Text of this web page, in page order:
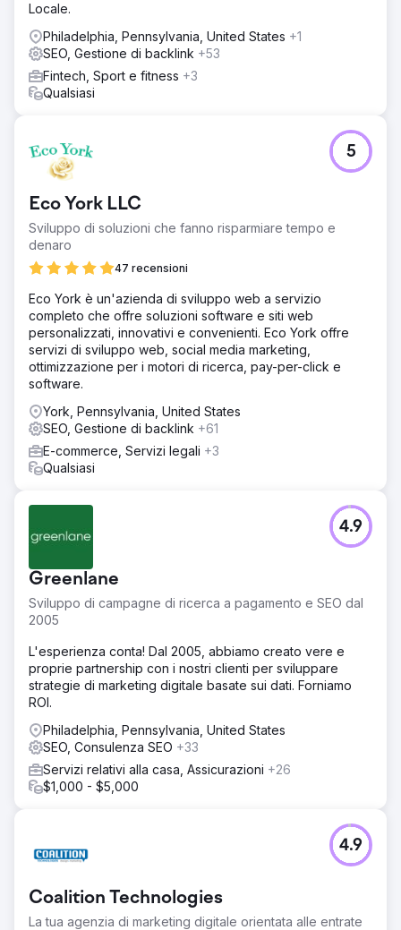
Locale.
Philadelphia, Pennsylvania, United States +1
SEO, Gestione di backlink +53
Fintech, Sport e fitness +3
Qualsiasi
Eco York LLC
Sviluppo di soluzioni che fanno risparmiare tempo e
denaro
47 recensioni
5
Eco York è un'azienda di sviluppo web a servizio
completo che offre soluzioni software e siti web
personalizzati, innovativi e convenienti. Eco York offre
servizi di sviluppo web, social media marketing,
ottimizzazione per i motori di ricerca, pay-per-click e
software.
York, Pennsylvania, United States
SEO, Gestione di backlink +61
E-commerce, Servizi legali +3
Qualsiasi
Greenlane
Sviluppo di campagne di ricerca a pagamento e SEO dal
2005
4.9
L'esperienza conta! Dal 2005, abbiamo creato vere e
proprie partnership con i nostri clienti per sviluppare
strategie di marketing digitale basate sui dati. Forniamo
ROI.
Philadelphia, Pennsylvania, United States
SEO, Consulenza SEO +33
Servizi relativi alla casa, Assicurazioni +26
$1,000 - $5,000
Coalition Technologies
La tua agenzia di marketing digitale orientata alle entrate
4.9